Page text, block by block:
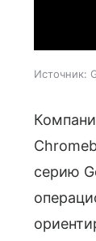
Источник:
серию